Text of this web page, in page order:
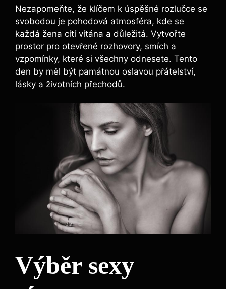
Nezapomeňte, že klíčem k úspěšné rozlučce se
svobodou je pohodová atmosféra, kde se
každá žena cítí vítána a důležitá. Vytvořte
prostor pro otevřené rozhovory, smích a
vzpomínky, které si všechny odnesete. Tento
den by měl být památnou oslavou přátelství,
lásky a životních přechodů.
Výběr sexy